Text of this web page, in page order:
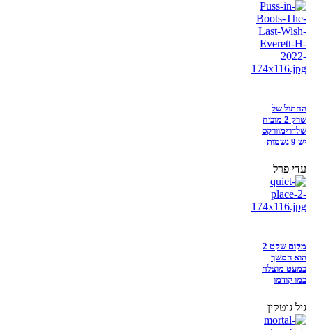
החתול של
שרק 2 מוכיח
שלדרימוורקס
יש 9 נשמות
עדי פרל
מקום שקט 2
הוא המשך
כמעט מוצלח
כמו קודמו
גיל גוטקין